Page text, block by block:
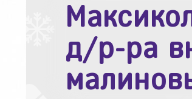
д/р-ра
Зодак
№10